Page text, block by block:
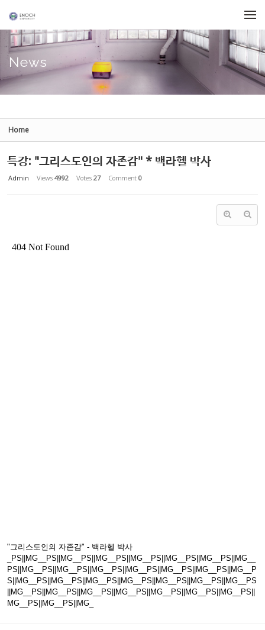
News
Home
특강: "그리스도인의 자존감" * 백라헬 박사
Admin Views 4992 Votes 27 Comment 0
"그리스도인의 자존감" - 백라헬 박사
_PS||MG__PS||MG__PS||MG__PS||MG__PS||MG__PS||MG__PS||MG__
PS||MG__PS||MG__PS||MG__PS||MG__PS||MG__PS||MG__PS||MG__P
S||MG__PS||MG__PS||MG__PS||MG__PS||MG__PS||MG__PS||MG__PS
||MG__PS||MG__PS||MG__PS||MG__PS||MG__PS||MG__PS||MG__PS||
MG__PS||MG__PS||MG_